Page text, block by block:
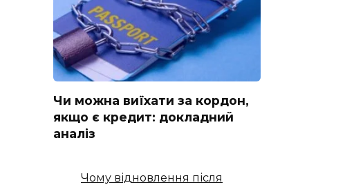
Чи можна виїхати за кордон,
якщо є кредит: докладний
аналіз
Чому відновлення після